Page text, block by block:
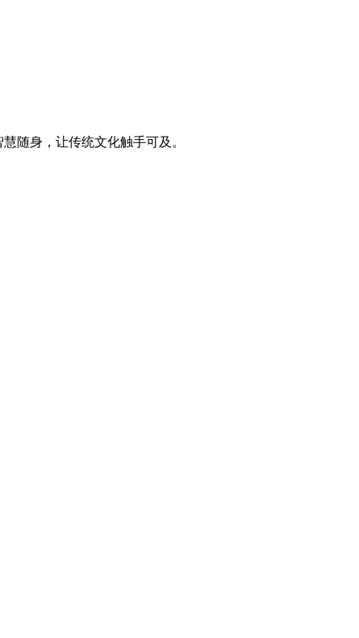
随身，让传统文化触手可及。